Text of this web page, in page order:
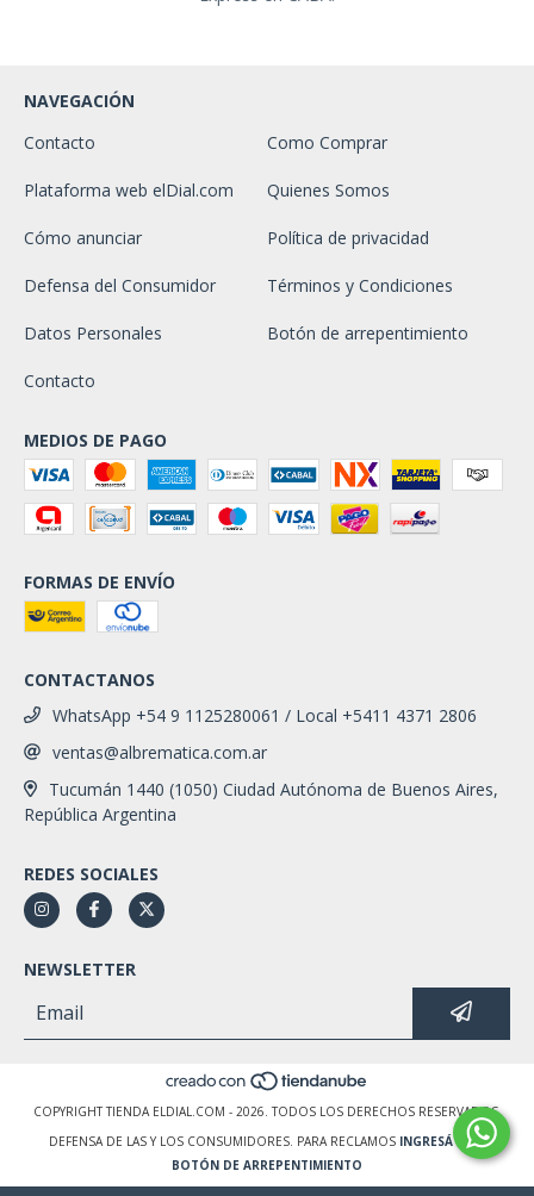
NAVEGACIÓN
Contacto
Como Comprar
Plataforma web elDial.com Quienes Somos
Cómo anunciar Política de privacidad
Defensa del Consumidor Términos y Condiciones
Datos Personales Botón de arrepentimiento
Contacto
MEDIOS DE PAGO
FORMAS DE ENVÍO
CONTACTANOS
WhatsApp +54 9 1125280061 / Local +5411 4371 2806
ventas@albrematica.com.ar
Tucumán 1440 (1050) Ciudad Autónoma de Buenos Aires,
República Argentina
REDES SOCIALES
NEWSLETTER
COPYRIGHT TIENDA ELDIAL.COM - 2026. TODOS LOS DERECHOS RESERVADOS.
DEFENSA DE LAS Y LOS CONSUMIDORES. PARA RECLAMOS INGRESÁ ACÁ.
BOTÓN DE ARREPENTIMIENTO